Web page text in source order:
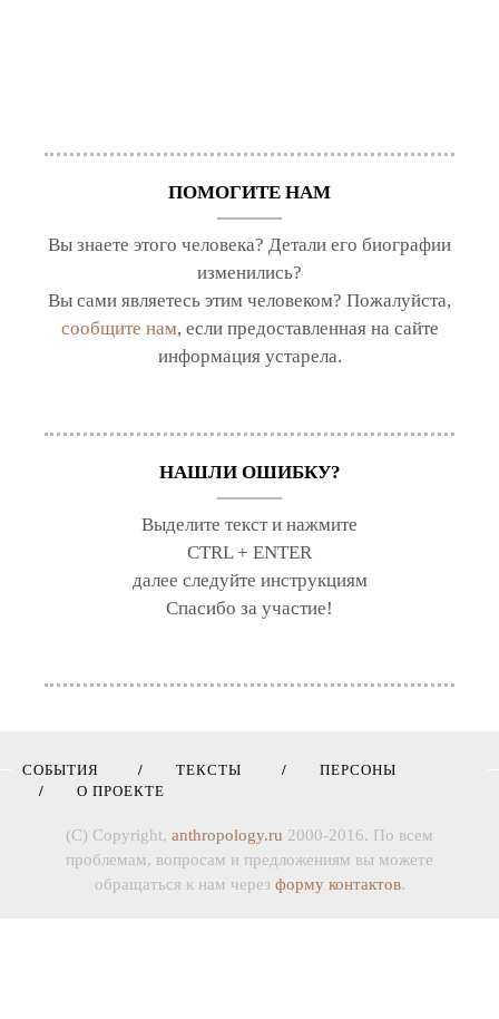
ПОМОГИТЕ НАМ
Вы знаете этого человека? Детали его биографии
изменились?
Вы сами являетесь этим человеком? Пожалуйста,
сообщите нам, если предоставленная на сайте
информация устарела.
НАШЛИ ОШИБКУ?
Выделите текст и нажмите
CTRL + ENTER
далее следуйте инструкциям
Спасибо за участие!
СОБЫТИЯ ТЕКСТЫ
ПЕРСОНЫ
О ПРОЕКТЕ
(C) Copyright, anthropology.ru 2000-2016. По всем
проблемам, вопросам и предложениям вы можете
обращаться к нам через форму контактов.